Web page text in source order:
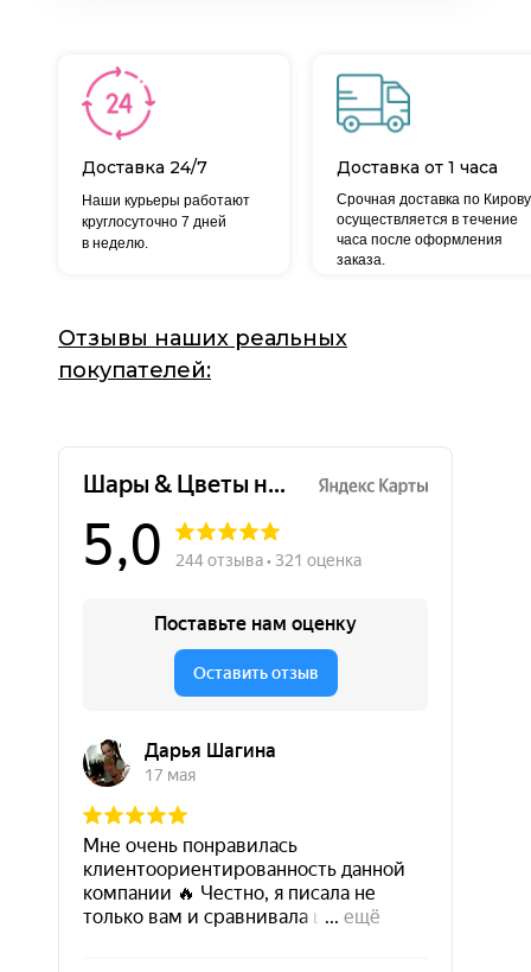
Доставка 24/7
Срочная доставка по Кирову
осуществляется в течение
часа после оформления
заказа.
Наши курьеры работают
круглосуточно 7 дней
в неделю.
Доставка от 1 часа
Отзывы наших реальных
покупателей: